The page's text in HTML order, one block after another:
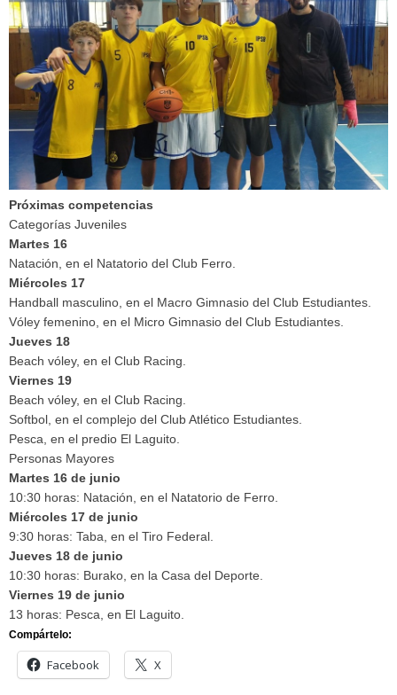
Próximas competencias
Categorías Juveniles
Martes 16
Natación, en el Natatorio del Club Ferro.
Miércoles 17
Handball masculino, en el Macro Gimnasio del Club Estudiantes.
Vóley femenino, en el Micro Gimnasio del Club Estudiantes.
Jueves 18
Beach vóley, en el Club Racing.
Viernes 19
Beach vóley, en el Club Racing.
Softbol, en el complejo del Club Atlético Estudiantes.
Pesca, en el predio El Laguito.
Personas Mayores
Martes 16 de junio
10:30 horas: Natación, en el Natatorio de Ferro.
Miércoles 17 de junio
9:30 horas: Taba, en el Tiro Federal.
Jueves 18 de junio
10:30 horas: Burako, en la Casa del Deporte.
Viernes 19 de junio
13 horas: Pesca, en El Laguito.
Compártelo:
Facebook X